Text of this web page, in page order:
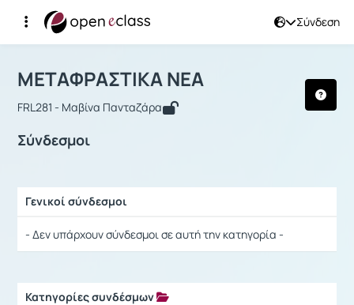
Σύνδεση
Αρχική Σελίδα
Μάθημα : ΜΕΤΑΦΡΑΣΤΙΚΑ ΝΕΑ
ΜΕΤΑΦΡΑΣΤΙΚΑ ΝΕΑ
FRL281 - Μαβίνα Πανταζάρα
Σύνδεσμοι
Γενικοί σύνδεσμοι
- Δεν υπάρχουν σύνδεσμοι σε αυτή την κατηγορία -
Κατηγορίες συνδέσμων